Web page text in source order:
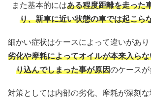
また基本的にはある程度距離を走った
り、新車に近い状態の車では起こら
細かい症状はケースによって違いがあ
劣化や摩耗によってオイルが本来入ら
り込んでしまった事が原因のケースが
対策としては内部の劣化、摩耗が深刻